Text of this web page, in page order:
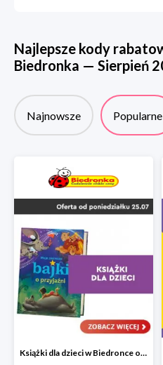
Najlepsze kody
Biedronka — Sierpień
Najnowsze Popularne
Książki dla dzieci w Biedronce od 16,99 zł